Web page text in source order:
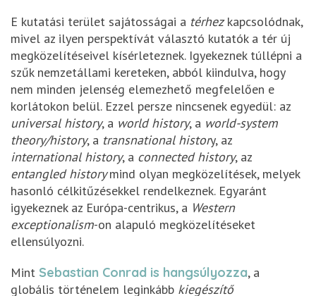
E kutatási terület sajátosságai a térhezkapcsolódnak,
mivel az ilyen perspektívát választó kutatók a tér új
megközelítéseivel kísérleteznek. Igyekeznek túllépni a
szűk nemzetállami kereteken, abból kiindulva, hogy
nem minden jelenség elemezhető megfelelően e
korlátokon belül. Ezzel persze nincsenek egyedül: az
universal history, a world history, a world-system
theory/history, a transnational history, az
international history, a connected history, az
entangled historymind olyan megközelítések, melyek
hasonló célkitűzésekkel rendelkeznek. Egyaránt
igyekeznek az Európa-centrikus, a Western
exceptionalism-on alapuló megközelítéseket
ellensúlyozni.
Mint Sebastian Conrad is hangsúlyozza, a
globális történelem leginkább kiegészítő